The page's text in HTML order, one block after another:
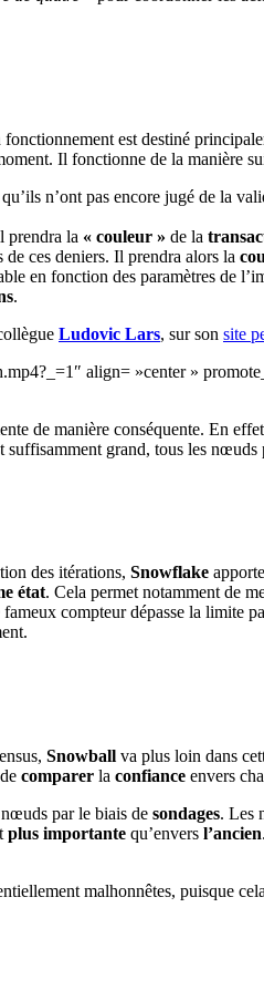
fonctionnement est destiné
Il fonctionne de la manière
qu’ils n’ont pas encore jugé de la
prendra la « couleur » de la
ces deniers. Il prendra alors la
en fonction des paramètres de
.
Ludovic Lars, sur son site
align= »center »
de manière conséquente. En
grand, tous les
des itérations, Snowflake
état. Cela permet notamment de
compteur dépasse la limite
Snowball va plus loin dans
comparer la confiance envers
nœuds par le biais de sondages. Les
plus importante qu’envers l’ancien
malhonnêtes, puisque